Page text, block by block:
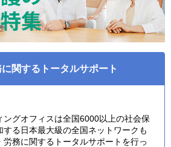
関するトータルサポート
ングオフィスは全国6000以上の社会保
する日本最大級の全国ネットワークも
務に関するトータルサポートを行っ